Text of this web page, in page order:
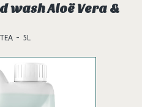
wash Aloë Vera &
TEA - 5L